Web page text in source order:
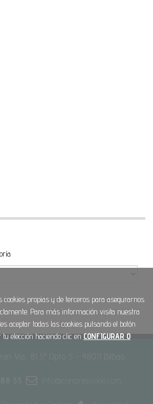
Vía, 81 5º Dpto. 5 - 48011 Bilbao
cookies propias y de terceros para asegurarnos
Para más información visita nuestra
aceptar todas las cookies pulsando el botón
tu elección haciendo clic enCONFIGURAR O